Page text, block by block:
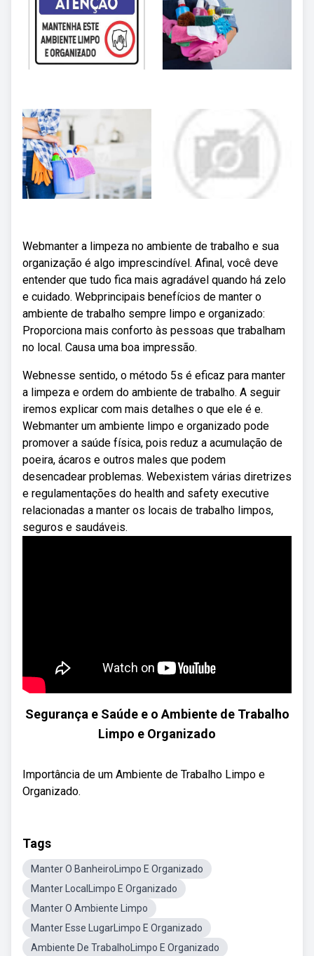
Webmanter a limpeza no ambiente de trabalho e sua
organização é algo imprescindível. Afinal, você deve
entender que tudo fica mais agradável quando há zelo
e cuidado. Webprincipais benefícios de manter o
ambiente de trabalho sempre limpo e organizado:
Proporciona mais conforto às pessoas que trabalham
no local. Causa uma boa impressão.
Webnesse sentido, o método 5s é eficaz para manter
a limpeza e ordem do ambiente de trabalho. A seguir
iremos explicar com mais detalhes o que ele é e.
Webmanter um ambiente limpo e organizado pode
promover a saúde física, pois reduz a acumulação de
poeira, ácaros e outros males que podem
desencadear problemas. Webexistem várias diretrizes
e regulamentações do health and safety executive
relacionadas a manter os locais de trabalho limpos,
seguros e saudáveis.
Segurança e Saúde e o Ambiente de Trabalho
Limpo e Organizado
Importância de um Ambiente de Trabalho Limpo e
Organizado.
Tags
Manter O BanheiroLimpo E Organizado
Manter LocalLimpo E Organizado
Manter O Ambiente Limpo
Manter Esse LugarLimpo E Organizado
Ambiente De TrabalhoLimpo E Organizado